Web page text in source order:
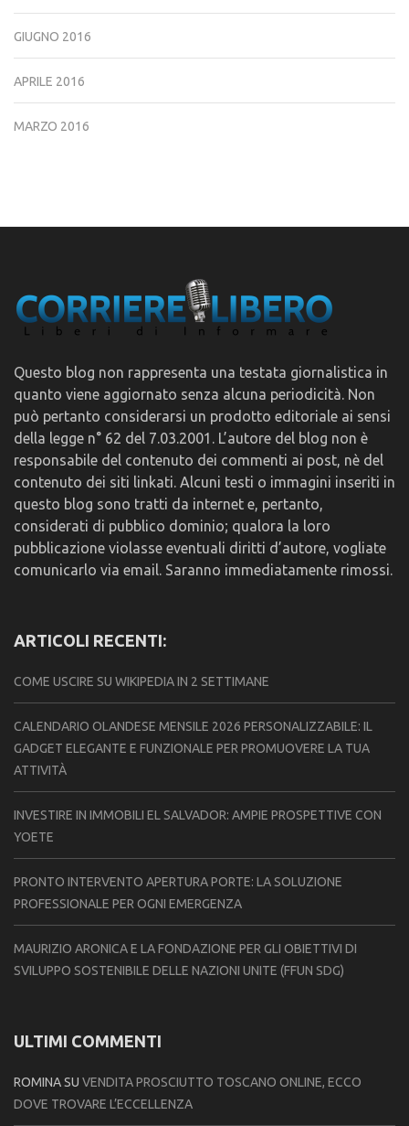
GIUGNO 2016
APRILE 2016
MARZO 2016
Questo blog non rappresenta una testata giornalistica in
quanto viene aggiornato senza alcuna periodicità. Non
può pertanto considerarsi un prodotto editoriale ai sensi
della legge n° 62 del 7.03.2001. L’autore del blog non è
responsabile del contenuto dei commenti ai post, nè del
contenuto dei siti linkati. Alcuni testi o immagini inseriti in
questo blog sono tratti da internet e, pertanto,
considerati di pubblico dominio; qualora la loro
pubblicazione violasse eventuali diritti d’autore, vogliate
comunicarlo via email. Saranno immediatamente rimossi.
ARTICOLI RECENTI:
COME USCIRE SU WIKIPEDIA IN 2 SETTIMANE
CALENDARIO OLANDESE MENSILE 2026 PERSONALIZZABILE: IL
GADGET ELEGANTE E FUNZIONALE PER PROMUOVERE LA TUA
ATTIVITÀ
INVESTIRE IN IMMOBILI EL SALVADOR: AMPIE PROSPETTIVE CON
YOETE
PRONTO INTERVENTO APERTURA PORTE: LA SOLUZIONE
PROFESSIONALE PER OGNI EMERGENZA
MAURIZIO ARONICA E LA FONDAZIONE PER GLI OBIETTIVI DI
SVILUPPO SOSTENIBILE DELLE NAZIONI UNITE (FFUN SDG)
ULTIMI COMMENTI
ROMINASU VENDITA PROSCIUTTO TOSCANO ONLINE, ECCO
DOVE TROVARE L’ECCELLENZA